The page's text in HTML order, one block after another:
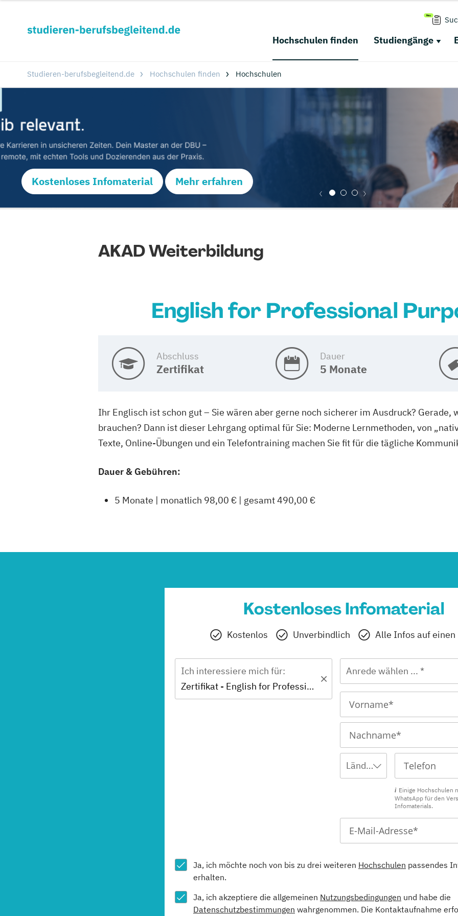
Hochschulen finden Studiengänge
Studieren-berufsbegleitend.de Hochschulen finden Hochschulen
Kostenloses Infomaterial Mehr erfahren
AKAD Weiterbildung
English for Professional
Abschluss
Zertifikat
Dauer
5 Monate
Ihr Englisch ist schon gut – Sie wären aber gerne noch sicherer im Ausdruck? Gerade,
brauchen? Dann ist dieser Lehrgang optimal für Sie: Moderne Lernmethoden, von
Texte, Online-Übungen und ein Telefontraining machen Sie fit für die tägliche
Dauer & Gebühren:
5 Monate | monatlich 98,00 € | gesamt 490,00 €
Kostenloses Infomaterial
Kostenlos Unverbindlich Alle Infos auf einen
Ich interessiere mich für:
Zertifikat - English for Professional Purposes C1
Anrede wählen ... *
Ländervorwahl wählen ...
Einige Hochschulen
WhatsApp für den
Infomaterials.
Ja, ich möchte noch von bis zu drei weiteren Hochschulen passendes
erhalten.
Ja, ich akzeptiere die allgemeinen Nutzungsbedingungen und habe die
Datenschutzbestimmungen wahrgenommen. Die Kontaktaufnahme